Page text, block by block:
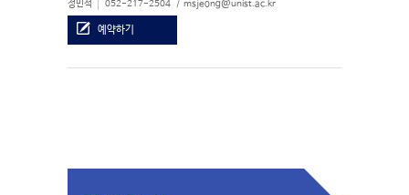
정민석 052-217-2504 msjeong@unist.ac.kr
예약하기